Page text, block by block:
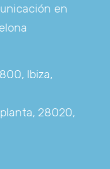
en
Ibiza,
planta, 28020,